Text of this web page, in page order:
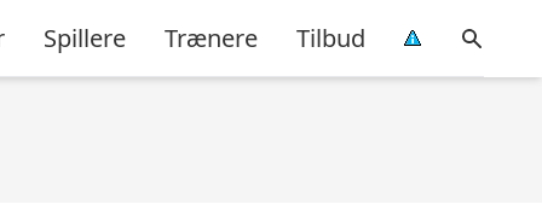
Spillere Trænere Tilbud